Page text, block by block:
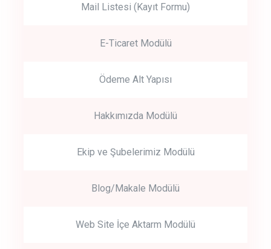
Mail Listesi (Kayıt Formu)
E-Ticaret Modülü
Ödeme Alt Yapısı
Hakkımızda Modülü
Ekip ve Şubelerimiz Modülü
Blog/Makale Modülü
Web Site İçe Aktarm Modülü